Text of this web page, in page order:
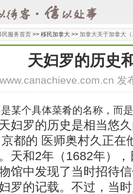
民服务首页 >> 移民加拿大 >> 加拿大关于加拿大
天妇罗的历史
发
某个具体菜肴的名称，而
罗的历史是相当悠久
都的 医师奥村久正在
天和2年（1682年）
馆中发现了当时招待
罗的记载。不过，当